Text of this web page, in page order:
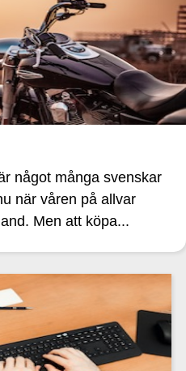
något många svenskar
när våren på allvar
Men att köpa...